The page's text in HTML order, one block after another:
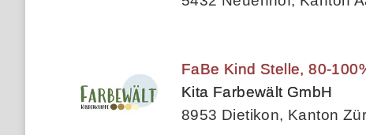
FaBe Kind Stelle, 80-
Kita Farbewält GmbH
8953 Dietikon, Kanton